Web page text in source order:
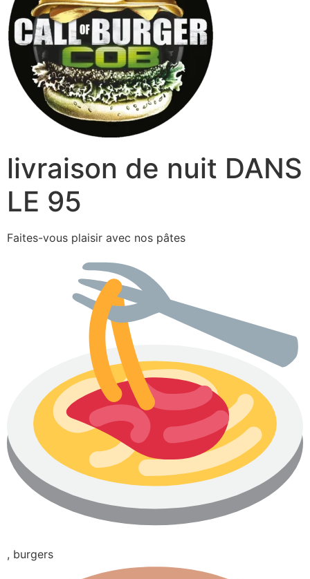
livraison de nuit DANS
LE 95
Faites-vous plaisir avec nos pâtes
, burgers